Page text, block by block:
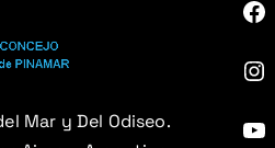
Mar y Del Odiseo.